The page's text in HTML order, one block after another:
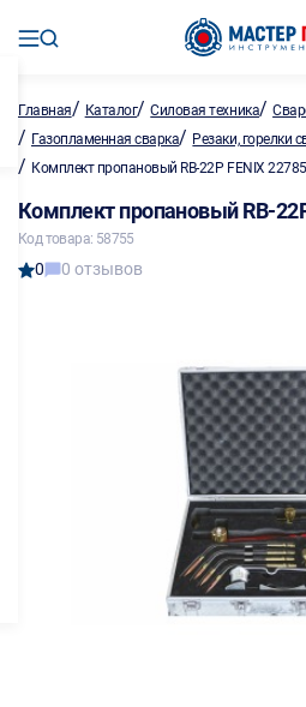
Главная/ Каталог/Силовая техника/
/ Газопламенная сварка/ Резаки, горелки
/ Комплект пропановый RB-22P FENIX
Комплект пропановый RB-
Код товара: 58755
0 0 отзывов